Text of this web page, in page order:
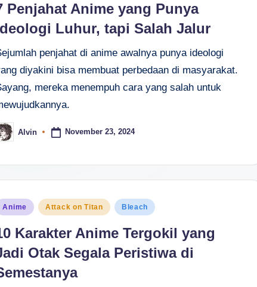
Penjahat Anime yang Punya
Luhur, tapi Salah Jalur
penjahat di anime awalnya punya ideologi
diyakini bisa membuat perbedaan di masyarakat.
mereka menempuh cara yang salah untuk
Alvin November 23, 2024
Anime Attack on Titan Bleach
Karakter Anime Tergokil yang
Otak Segala Peristiwa di